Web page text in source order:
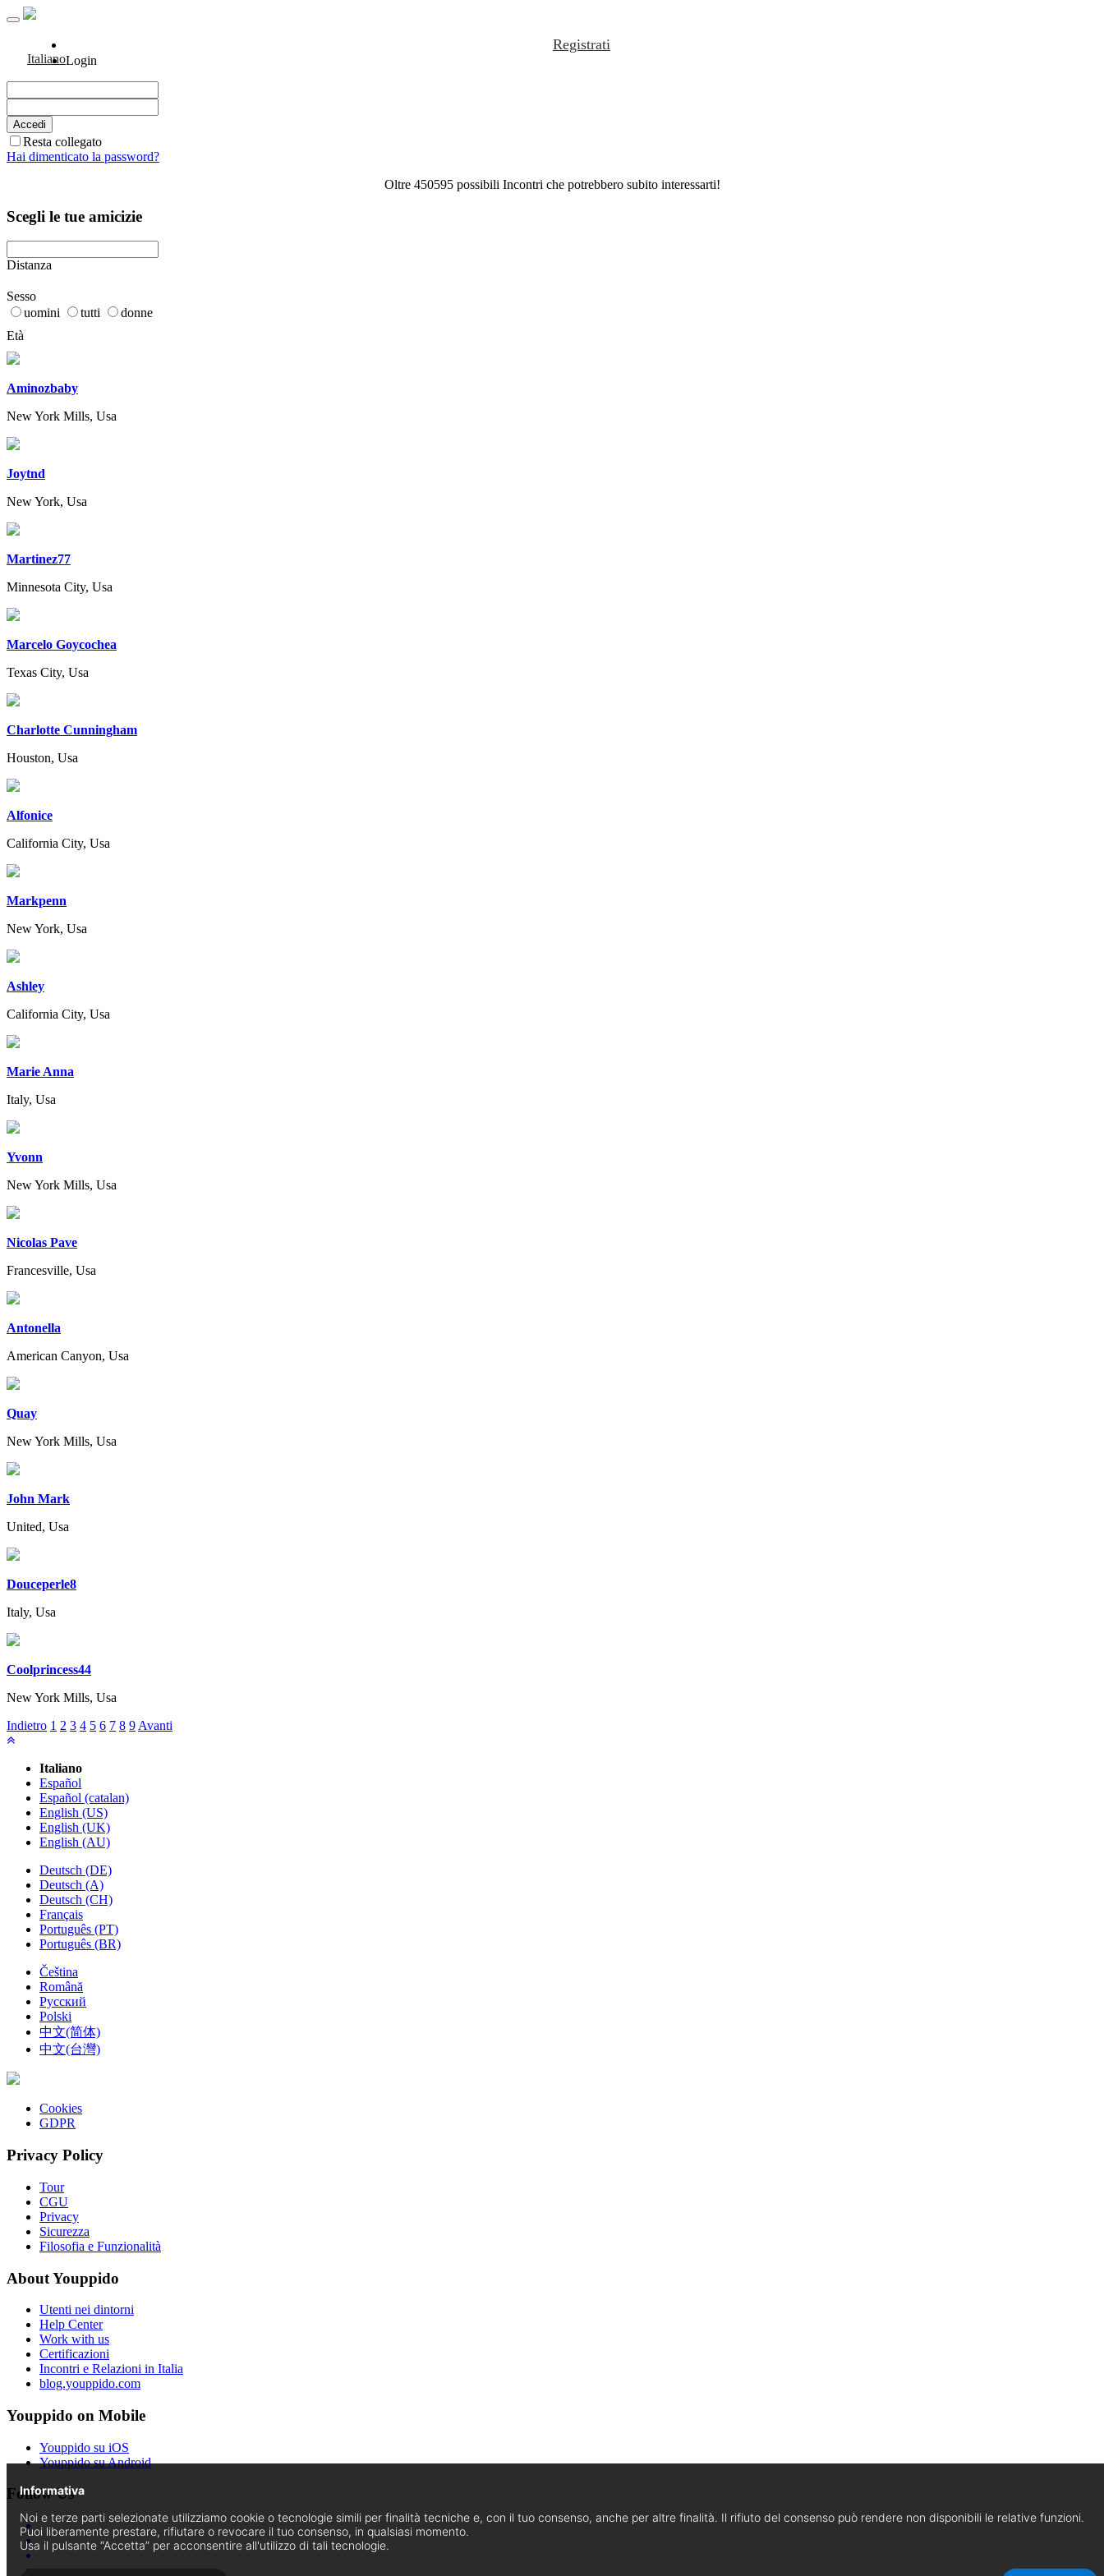
Italiano
Registrati
Login
Resta collegato
Hai dimenticato la password?
Oltre 450595 possibili Incontri che potrebbero subito interessarti!
Scegli le tue amicizie
Distanza
Sesso
uomini
tutti
donne
Età
Aminozbaby
New York Mills, Usa
Joytnd
New York, Usa
Martinez77
Minnesota City, Usa
Marcelo Goycochea
Texas City, Usa
Charlotte Cunningham
Houston, Usa
Alfonice
California City, Usa
Markpenn
New York, Usa
Ashley
California City, Usa
Marie Anna
Italy, Usa
Yvonn
New York Mills, Usa
Nicolas Pave
Francesville, Usa
Antonella
American Canyon, Usa
Quay
New York Mills, Usa
John Mark
United, Usa
Douceperle8
Italy, Usa
Coolprincess44
New York Mills, Usa
Indietro 1 2 3 4 5 6 7 8 9Avanti
Italiano
Español
Español (catalan)
English (US)
English (UK)
English (AU)
Deutsch (DE)
Deutsch (A)
Deutsch (CH)
Français
Português (PT)
Português (BR)
Čeština
Română
Русский
Polski
中文(简体)
中文(台灣)
Cookies
GDPR
Privacy Policy
Tour
CGU
Privacy
Sicurezza
Filosofia e Funzionalità
About Youppido
Utenti nei dintorni
Help Center
Work with us
Certificazioni
Incontri e Relazioni in Italia
blog.youppido.com
Youppido on Mobile
Youppido su iOS
Youppido su Android
Follow Us
Informativa
Noi e terze parti selezionate utilizziamo cookie o tecnologie simili per finalità tecniche e, con il tuo consenso, anche per altre finalità. Il rifiuto del consenso può rendere non disponibili le relative funzioni.
Puoi liberamente prestare, rifiutare o revocare il tuo consenso, in qualsiasi momento.
Usa il pulsante “Accetta” per acconsentire all'utilizzo di tali tecnologie.